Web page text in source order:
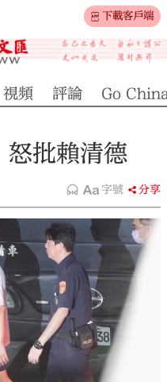
下載客戶端
視頻 評論 Go
批賴清德
字號 分享